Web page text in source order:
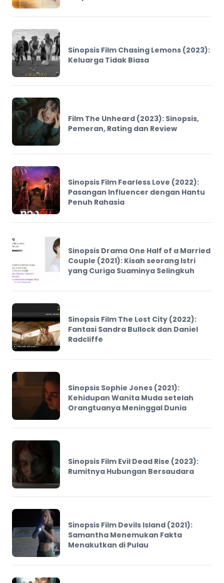
Sinopsis Film Chasing Lemons (2023):
Keluarga Tidak Biasa
Film The Unheard (2023): Sinopsis,
Pemeran, Rating dan Review
Sinopsis Film Fearless Love (2022):
Pasangan Influencer dengan Hantu
Penuh Rahasia
Sinopsis Drama One Half of a Married
Couple (2021): Kisah seorang Istri
yang Curiga Suaminya Selingkuh
Sinopsis Film The Lost City (2022):
Fantasi Sandra Bullock dan Daniel
Radcliffe
Sinopsis Sophie Jones (2021):
Kehidupan Wanita Muda setelah
Orangtuanya Meninggal Dunia
Sinopsis Film Evil Dead Rise (2023):
Rumitnya Hubungan Bersaudara
Sinopsis Film Devils Island (2021):
Samantha Menemukan Fakta
Menakutkan di Pulau